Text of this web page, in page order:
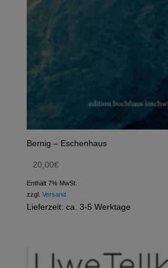
Bernig – Eschenhaus
20,00€
Enthält 7% MwSt.
zzgl. Versand
Lieferzeit: ca. 3-5 Werktage